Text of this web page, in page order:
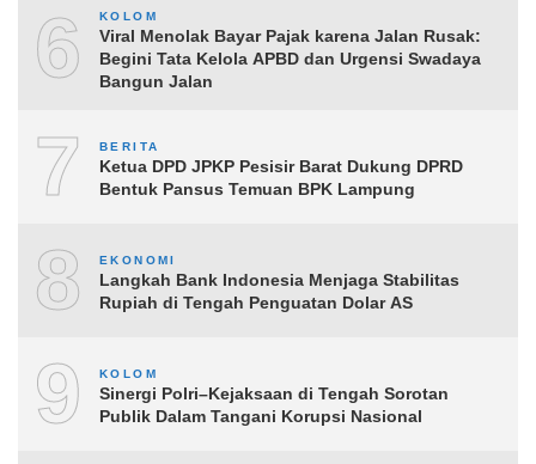
6 KOLOM
Viral Menolak Bayar Pajak karena Jalan Rusak:
Begini Tata Kelola APBD dan Urgensi Swadaya
Bangun Jalan
7 BERITA
Ketua DPD JPKP Pesisir Barat Dukung DPRD
Bentuk Pansus Temuan BPK Lampung
8 EKONOMI
Langkah Bank Indonesia Menjaga Stabilitas
Rupiah di Tengah Penguatan Dolar AS
9 KOLOM
Sinergi Polri–Kejaksaan di Tengah Sorotan
Publik Dalam Tangani Korupsi Nasional